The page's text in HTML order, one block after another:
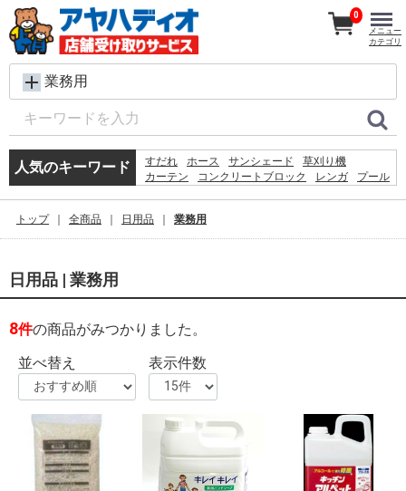
業務用
人気のキーワード すだれ ホース サンシェード
草刈り機
カーテン
コンクリートブロック レンガ
プール
木材
ラティス
0
メニュー
カテゴリ
トップ 全商品 日用品 業務用
日用品 | 業務用
8件の商品がみつかりました。
並べ替え
表示件数